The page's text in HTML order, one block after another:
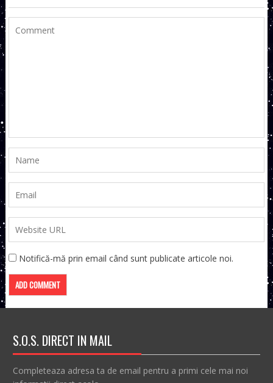
Notifică-mă prin email când sunt publicate articole noi.
S.O.S. DIRECT IN MAIL
Completeaza adresa ta de email pentru a primi cele mai noi